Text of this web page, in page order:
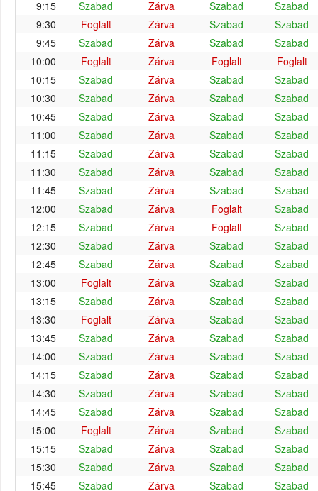
9:15
Szabad Zárva Szabad
Szabad
9:30
Foglalt Zárva Szabad
Szabad
9:45
Szabad Zárva Szabad
Szabad
10:00
Foglalt Zárva Foglalt
Foglalt
10:15
Szabad Zárva Szabad
Szabad
10:30
Szabad Zárva Szabad
Szabad
10:45
Szabad Zárva Szabad
Szabad
11:00
Szabad Zárva Szabad
Szabad
11:15
Szabad Zárva Szabad
Szabad
11:30
Szabad Zárva Szabad
Szabad
11:45
Szabad Zárva Szabad
Szabad
12:00
Szabad Zárva Foglalt
Szabad
12:15
Szabad Zárva Foglalt
Szabad
12:30
Szabad Zárva Szabad
Szabad
12:45
Szabad Zárva Szabad
Szabad
13:00
Foglalt Zárva Szabad
Szabad
13:15
Szabad Zárva Szabad
Szabad
13:30
Foglalt Zárva Szabad
Szabad
13:45
Szabad Zárva Szabad
Szabad
14:00
Szabad Zárva Szabad
Szabad
14:15
Szabad Zárva Szabad
Szabad
14:30
Szabad Zárva Szabad
Szabad
14:45
Szabad Zárva Szabad
Szabad
15:00
Foglalt Zárva Szabad
Szabad
15:15
Szabad Zárva Szabad
Szabad
15:30
Szabad Zárva Szabad
Szabad
15:45
Szabad Zárva Szabad
Szabad